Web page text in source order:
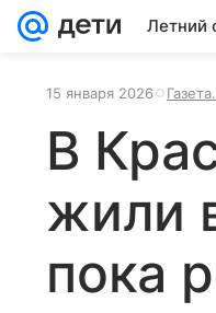
Летний
15 января 2026
В
жили
пока